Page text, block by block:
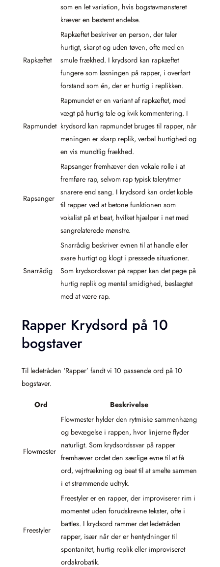
som en let variation, hvis bogstavmønsteret
kræver en bestemt endelse.
Rapkæftet
Rapkæftet beskriver en person, der taler
hurtigt, skarpt og uden tøven, ofte med en
smule frækhed. I krydsord kan rapkæftet
fungere som løsningen på rapper, i overført
forstand som én, der er hurtig i replikken.
Rapmundet
Rapmundet er en variant af rapkæftet, med
vægt på hurtig tale og kvik kommentering. I
krydsord kan rapmundet bruges til rapper, når
meningen er skarp replik, verbal hurtighed og
en vis mundtlig frækhed.
Rapsanger
Rapsanger fremhæver den vokale rolle i at
fremføre rap, selvom rap typisk talerytmer
snarere end sang. I krydsord kan ordet koble
til rapper ved at betone funktionen som
vokalist på et beat, hvilket hjælper i net med
sangrelaterede mønstre.
Snarrådig
Snarrådig beskriver evnen til at handle eller
svare hurtigt og klogt i pressede situationer.
Som krydsordssvar på rapper kan det pege på
hurtig replik og mental smidighed, beslægtet
med at være rap.
Rapper Krydsord på 10
bogstaver
Til ledetråden ‘Rapper’ fandt vi 10 passende ord på 10
bogstaver.
Ord Beskrivelse
Flowmester
Flowmester hylder den rytmiske sammenhæng
og bevægelse i rappen, hvor linjerne flyder
naturligt. Som krydsordssvar på rapper
fremhæver ordet den særlige evne til at få
ord, vejrtrækning og beat til at smelte sammen
i et strømmende udtryk.
Freestyler
Freestyler er en rapper, der improviserer rim i
momentet uden forudskrevne tekster, ofte i
battles. I krydsord rammer det ledetråden
rapper, især når der er hentydninger til
spontanitet, hurtig replik eller improviseret
ordakrobatik.